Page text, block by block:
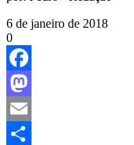
6 de janeiro de 2018
0
Facebook
Mastodon
Email